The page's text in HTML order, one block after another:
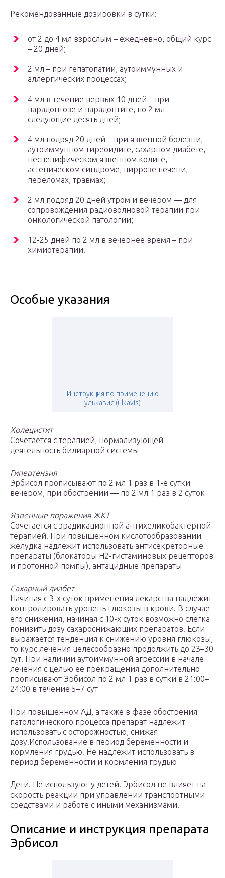
Рекомендованные дозировки в сутки:
от 2 до 4 мл взрослым – ежедневно, общий курс
– 20 дней;
2 мл – при гепатопатии, аутоиммунных и
аллергических процессах;
4 мл в течение первых 10 дней – при
парадонтозе и парадонтите, по 2 мл –
следующие десять дней;
4 мл подряд 20 дней – при язвенной болезни,
аутоиммунном тиреоидите, сахарном диабете,
неспецифическом язвенном колите,
астеническом синдроме, циррозе печени,
переломах, травмах;
2 мл подряд 20 дней утром и вечером — для
сопровождения радиоволновой терапии при
онкологической патологии;
12-25 дней по 2 мл в вечернее время – при
химиотерапии.
Особые указания
Инструкция по применению
улькавис (ulkavis)
Холецистит
Сочетается с терапией, нормализующей
деятельность билиарной системы
Гипертензия
Эрбисол прописывают по 2 мл 1 раз в 1-е сутки
вечером, при обострении — по 2 мл 1 раз в 2 суток
Язвенные поражения ЖКТ
Сочетается с эрадикационной антихеликобактерной
терапией. При повышенном кислотообразовании
желудка надлежит использовать антисекреторные
препараты (блокаторы H2-гистаминовых рецепторов
и протонной помпы), антацидные препараты
Сахарный диабет
Начиная с 3-х суток применения лекарства надлежит
контролировать уровень глюкозы в крови. В случае
его снижения, начиная с 10-х суток возможно слегка
понизить дозу сахароснижающих препаратов. Если
выражается тенденция к снижению уровня глюкозы,
то курс лечения целесообразно продолжить до 23–30
сут. При наличии аутоиммунной агрессии в начале
лечения с целью ее прекращения дополнительно
прописывают Эрбисол по 2 мл 1 раз в сутки в 21:00–
24:00 в течение 5–7 сут
При повышенном АД, а также в фазе обострения
патологического процесса препарат надлежит
использовать с осторожностью, снижая
дозу.Использование в период беременности и
кормления грудью. Не надлежит использовать в
период беременности и кормления грудью
Дети. Не используют у детей. Эрбисол не влияет на
скорость реакции при управлении транспортными
средствами и работе с иными механизмами.
Описание и инструкция препарата
Эрбисол